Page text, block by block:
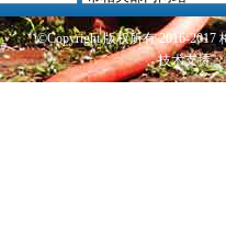
©Copyright 版权所有 2016-
技术支持：